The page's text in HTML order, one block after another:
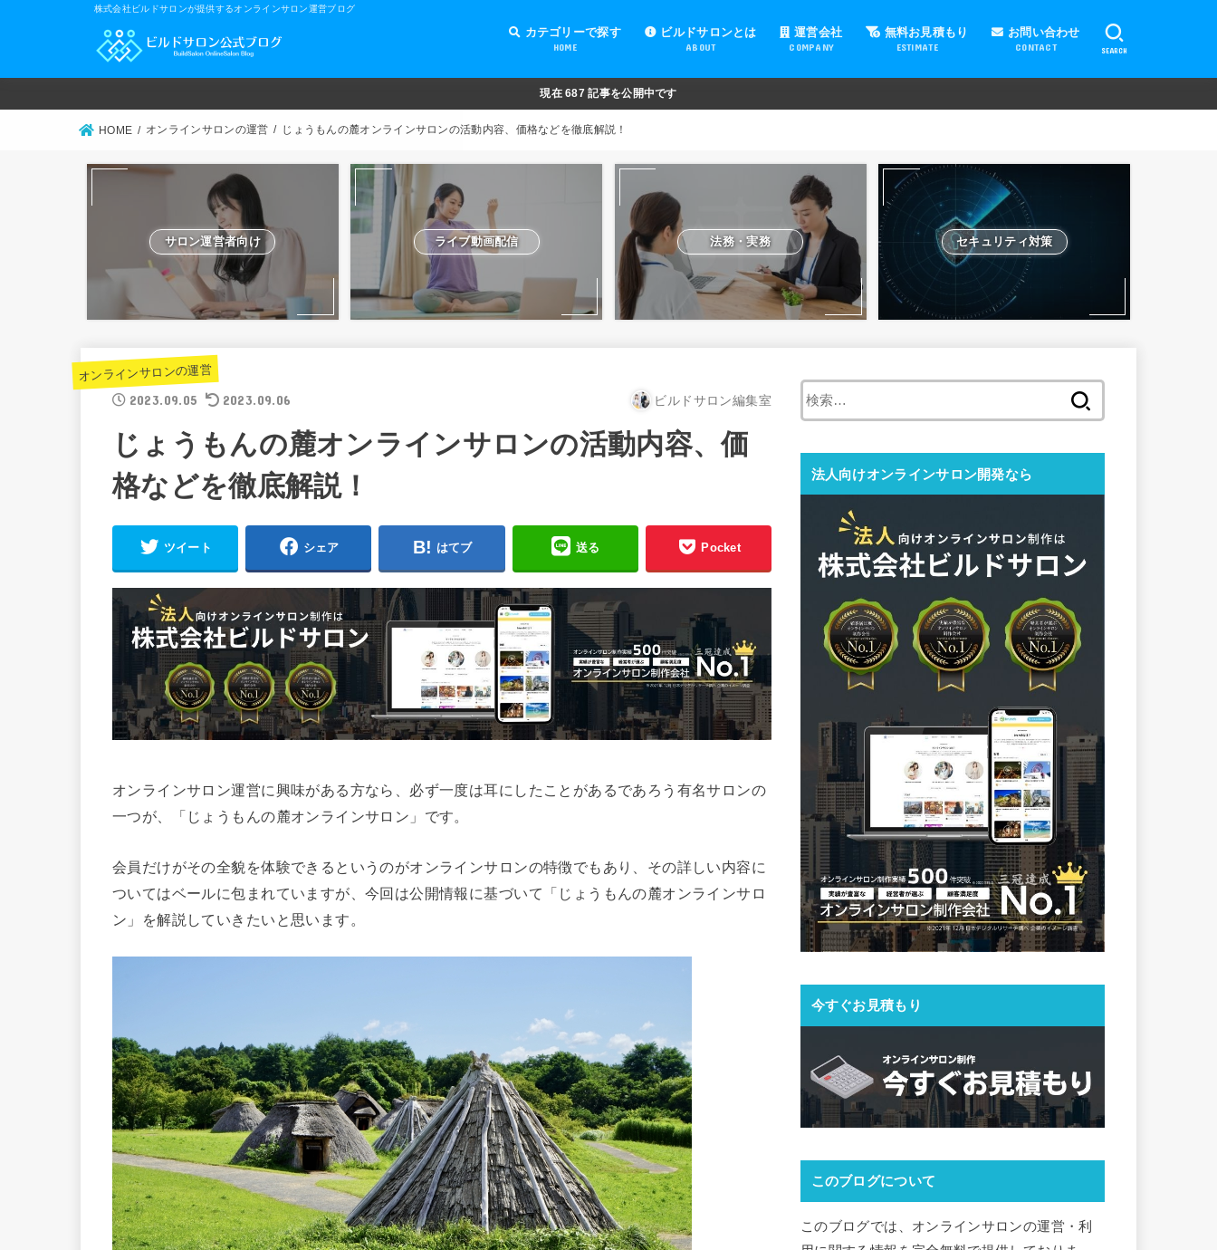
株式会社ビルドサロンが提供するオンラインサロン運営ブログ
カテゴリーで探す
HOME
オンラインサロンの運営
オンラインサロンの集客
オンラインサロンの紹介
オンラインサロンの活用
法務・実務
ライブ動画配信
動画制作・編集
セキュリティ対策
Facebook運営
会費設定
オンラインサロンの開設準備
道具・機材紹介と解説
NFT
ビルドサロンとは
ABOUT
運営会社
COMPANY
無料お見積もり
ESTIMATE
お問い合わせ
CONTACT SEARCH
現在687 記事を公開中です
HOME オンラインサロンの運営 じょうもんの麓オンラインサロンの活動内容、価格などを徹底解説！
サロン運営者向け ライブ動画配信 法務・実務 セキュリティ対策
オンラインサロンの運営
2023.09.05 2023.09.06 ビルドサロン編集室
じょうもんの麓オンラインサロンの活動内容、価
格などを徹底解説！
ツイート シェア はてブ 送る Pocket
オンラインサロン運営に興味がある方なら、必ず一度は耳にしたことがあるであろう有名サロンの
一つが、「じょうもんの麓オンラインサロン」です。
会員だけがその全貌を体験できるというのがオンラインサロンの特徴でもあり、その詳しい内容に
ついてはベールに包まれていますが、今回は公開情報に基づいて「じょうもんの麓オンラインサロ
ン」を解説していきたいと思います。
法人向けオンラインサロン開発なら
今すぐお見積もり
このブログについて
このブログでは、オンラインサロンの運営・利